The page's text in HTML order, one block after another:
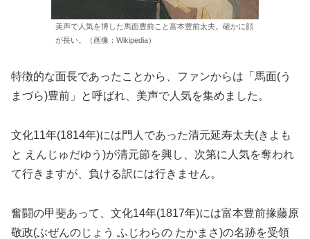
美声で人気を博した馬面豊前こと富本豊前太夫。確かに顔
が長い。（画像：Wikipedia）
特徴的な面長であったことから、ファンからは「馬面(う
まづら)豊前」と呼ばれ、美声で人気を集めました。
文化11年(1814年)には門人であった清元延寿太夫(きよも
と えんじゅだゆう)が清元節を興し、次第に人気を奪われ
て行きますが、負ける訳には行きません。
奮闘の甲斐あって、文化14年(1817年)には富本豊前掾藤原
敬政(ぶぜんのじょう ふじわらの たかまさ)の名跡を受領